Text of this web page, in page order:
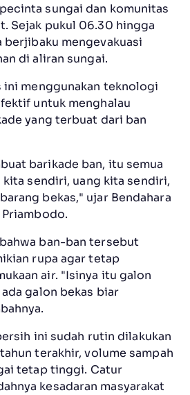
sungai dan komunitas
Sejak pukul 06.30 hingga
mengevakuasi
di aliran sungai.
ini menggunakan teknologi
untuk menghalau
yang terbuat dari ban
barikade ban, itu semua
kita sendiri, uang kita sendiri,
bekas," ujar Bendahara
Priambodo.
ban-ban tersebut
rupa agar tetap
air. "Isinya itu galon
galon bekas biar
ini sudah rutin dilakukan
terakhir, volume sampah
tetap tinggi. Catur
kesadaran masyarakat